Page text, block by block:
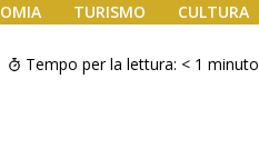
TURISMO CULTURA
Tempo per la lettura: < 1 minuto